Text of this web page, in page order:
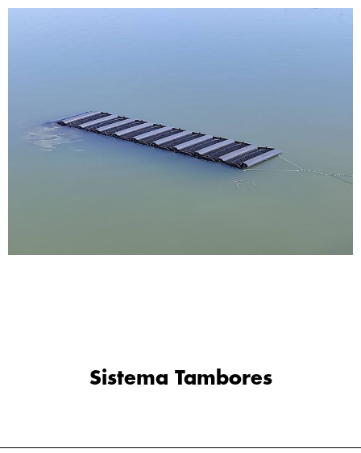
Sistema Tambores